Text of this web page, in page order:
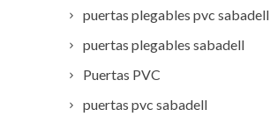
puertas plegables pvc sabadell
puertas plegables sabadell
Puertas PVC
puertas pvc sabadell